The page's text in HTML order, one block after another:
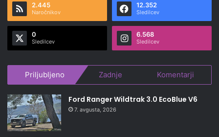
2.445
Naročnikov
12.352
Sledilcev
0
Sledilcev
6.568
Sledilcev
Priljubljeno Zadnje Komentarji
Ford Ranger Wildtrak 3.0 EcoBlue V6
7. avgusta, 2026